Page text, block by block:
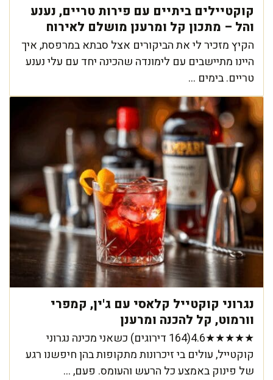
קוקטיילים ביתיים עם פירות טריים, נענע
והל – מתכון קל ומרענן מושלם לאירוח
הקיץ מזכיר לי את הביקורים אצל סבתא במרפסת, איך
היינו מתיישבים עם לימונדה שהכינה יחד עם עלי נענע
טריים. בימים ...
נגרוני קוקטייל קלאסי עם ג'ין, קמפרי
וורמוט, קל להכנה ומרענן
★★★★★4.6(164 דירוגים) כשאני מכינה נגרוני
קוקטייל, עולים בי זיכרונות מתקופות בהן חיפשנו רגע
של פינוק באמצע כל הרעש והעומס. פעם, ...